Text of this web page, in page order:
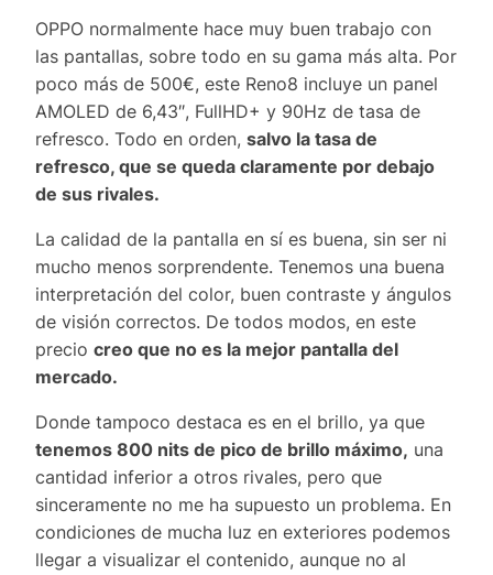
OPPO normalmente hace muy buen trabajo con
las pantallas, sobre todo en su gama más alta. Por
poco más de 500€, este Reno8 incluye un panel
AMOLED de 6,43″, FullHD+ y 90Hz de tasa de
refresco. Todo en orden, salvo la tasa de
refresco, que se queda claramente por debajo
de sus rivales.
La calidad de la pantalla en sí es buena, sin ser ni
mucho menos sorprendente. Tenemos una buena
interpretación del color, buen contraste y ángulos
de visión correctos. De todos modos, en este
precio creo que no es la mejor pantalla del
mercado.
Donde tampoco destaca es en el brillo, ya que
tenemos 800 nits de pico de brillo máximo, una
cantidad inferior a otros rivales, pero que
sinceramente no me ha supuesto un problema. En
condiciones de mucha luz en exteriores podemos
llegar a visualizar el contenido, aunque no al